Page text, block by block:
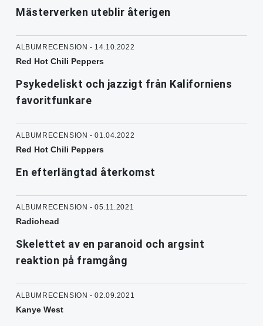
Mästerverken uteblir återigen
ALBUMRECENSION - 14.10.2022
Red Hot Chili Peppers
Psykedeliskt och jazzigt från Kaliforniens
favoritfunkare
ALBUMRECENSION - 01.04.2022
Red Hot Chili Peppers
En efterlängtad återkomst
ALBUMRECENSION - 05.11.2021
Radiohead
Skelettet av en paranoid och argsint
reaktion på framgång
ALBUMRECENSION - 02.09.2021
Kanye West